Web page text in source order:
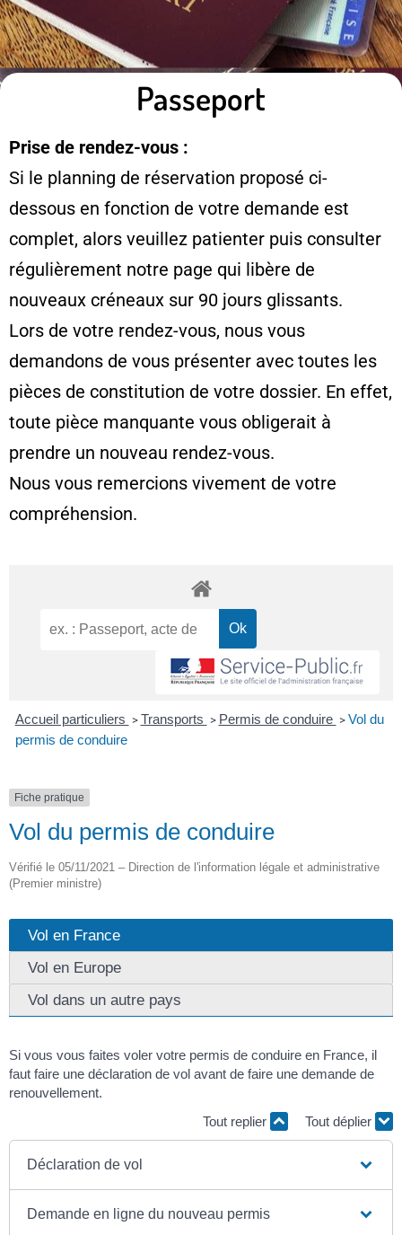
Passeport
Prise de rendez-vous :
Si le planning de réservation proposé ci-
dessous en fonction de votre demande est
complet, alors veuillez patienter puis consulter
régulièrement notre page qui libère de
nouveaux créneaux sur 90 jours glissants.
Lors de votre rendez-vous, nous vous
demandons de vous présenter avec toutes les
pièces de constitution de votre dossier. En effet,
toute pièce manquante vous obligerait à
prendre un nouveau rendez-vous.
Nous vous remercions vivement de votre
compréhension.
Accueil particuliers > Transports > Permis de conduire > Vol du
permis de conduire
Fiche pratique
Vol du permis de conduire
Vérifié le 05/11/2021 – Direction de l'information légale et administrative
(Premier ministre)
Vol en France
Vol en Europe
Vol dans un autre pays
Si vous vous faites voler votre permis de conduire en France, il
faut faire une déclaration de vol avant de faire une demande de
renouvellement.
Tout replier
Tout déplier
Déclaration de vol
Demande en ligne du nouveau permis